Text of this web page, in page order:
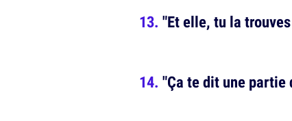
"Et elle, tu la
"Ça te dit une partie